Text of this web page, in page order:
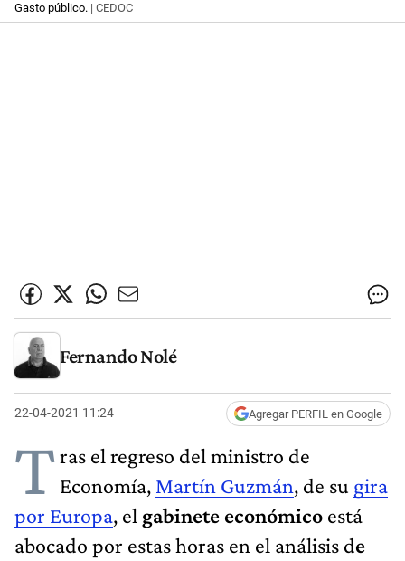
Gasto público. | CEDOC
Fernando Nolé
22-04-2021 11:24 Agregar PERFIL en Google
Tras el regreso del ministro de
Economía, Martín Guzmán, de su gira
por Europa, el gabinete económico está
abocado por estas horas en el análisis de